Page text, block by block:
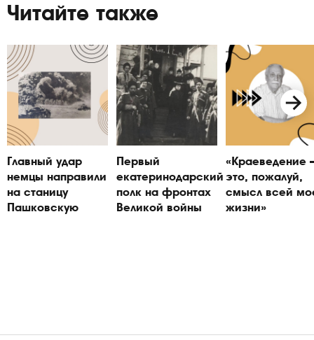
Читайте также
Главный удар
немцы направили
на станицу
Пашковскую
Первый
екатеринодарский
полк на фронтах
Великой войны
«Краеведение
это, пожалуй,
смысл всей
жизни»